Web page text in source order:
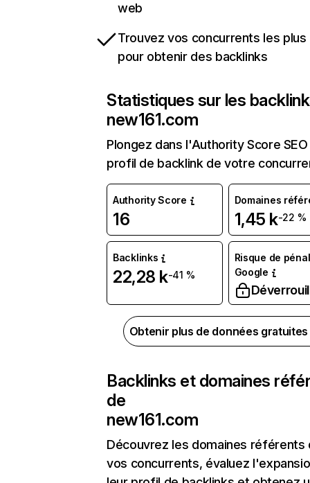
web
Trouvez vos concurrents les
pour obtenir des backlinks
Statistiques sur les
new161.com
Plongez dans l'Authority Score
profil de backlink de votre
Authority Score
16
Domaines
1,45 k-22 %
Backlinks
22,28 k-41 %
Risque de
Google
Obtenir plus de données
Backlinks et domaines
de
new161.com
Découvrez les domaines référents
vos concurrents, évaluez